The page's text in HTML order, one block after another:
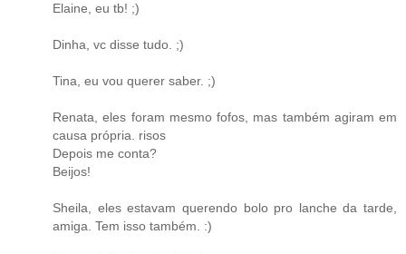
Elaine, eu tb! ;)
Dinha, vc disse tudo. ;)
Tina, eu vou querer saber. ;)
Renata, eles foram mesmo fofos, mas também agiram em
causa própria. risos
Depois me conta?
Beijos!
Sheila, eles estavam querendo bolo pro lanche da tarde,
amiga. Tem isso também. :)